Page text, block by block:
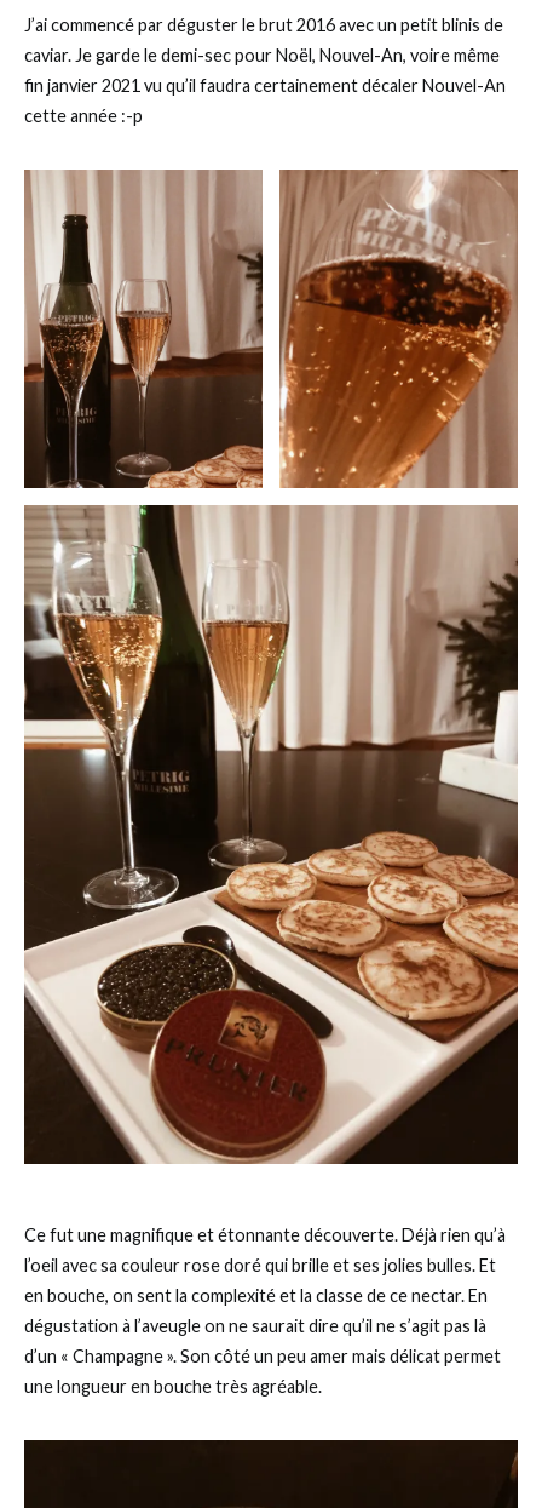
J’ai commencé par déguster le brut 2016 avec un petit blinis de
caviar. Je garde le demi-sec pour Noël, Nouvel-An, voire même
fin janvier 2021 vu qu’il faudra certainement décaler Nouvel-An
cette année :-p
Ce fut une magnifique et étonnante découverte. Déjà rien qu’à
l’oeil avec sa couleur rose doré qui brille et ses jolies bulles. Et
en bouche, on sent la complexité et la classe de ce nectar. En
dégustation à l’aveugle on ne saurait dire qu’il ne s’agit pas là
d’un « Champagne ». Son côté un peu amer mais délicat permet
une longueur en bouche très agréable.